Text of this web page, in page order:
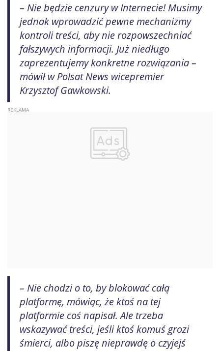
– Nie będzie cenzury w Internecie! Musimy
jednak wprowadzić pewne mechanizmy
kontroli treści, aby nie rozpowszechniać
fałszywych informacji. Już niedługo
zaprezentujemy konkretne rozwiązania –
mówił w Polsat News wicepremier
Krzysztof Gawkowski.
– Nie chodzi o to, by blokować całą
platformę, mówiąc, że ktoś na tej
platformie coś napisał. Ale trzeba
wskazywać treści, jeśli ktoś komuś grozi
śmierci, albo piszę nieprawdę o czyjejś